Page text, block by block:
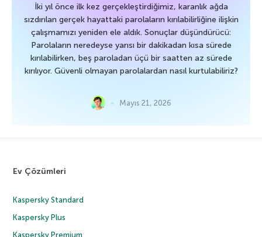
İki yıl önce ilk kez gerçekleştirdiğimiz, karanlık ağda
sızdırılan gerçek hayattaki parolaların kırılabilirliğine ilişkin
çalışmamızı yeniden ele aldık. Sonuçlar düşündürücü:
Parolaların neredeyse yarısı bir dakikadan kısa sürede
kırılabilirken, beş paroladan üçü bir saatten az sürede
kırılıyor. Güvenli olmayan parolalardan nasıl kurtulabiliriz?
Mayıs 21, 2026
Ev Çözümleri
Kaspersky Standard
Kaspersky Plus
Kaspersky Premium